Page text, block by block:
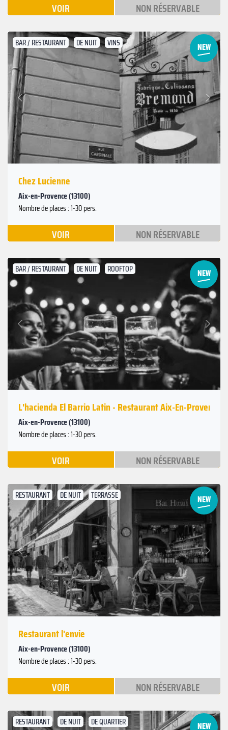
VOIR NON RÉSERVABLE
BAR / RESTAURANT DE NUIT VINS
Précédent
Suivant
Chez Lucienne
Aix-en-Provence (13100)
Nombre de places : 1-30 pers.
VOIR NON RÉSERVABLE
BAR / RESTAURANT DE NUIT ROOFTOP
Précédent
Suivant
L'hacienda El Barrio Latin - Restaurant Aix-En-Provence
Aix-en-Provence (13100)
Nombre de places : 1-30 pers.
VOIR NON RÉSERVABLE
RESTAURANT DE NUIT TERRASSE
Précédent
Suivant
Restaurant l'envie
Aix-en-Provence (13100)
Nombre de places : 1-30 pers.
VOIR NON RÉSERVABLE
RESTAURANT DE NUIT DE QUARTIER